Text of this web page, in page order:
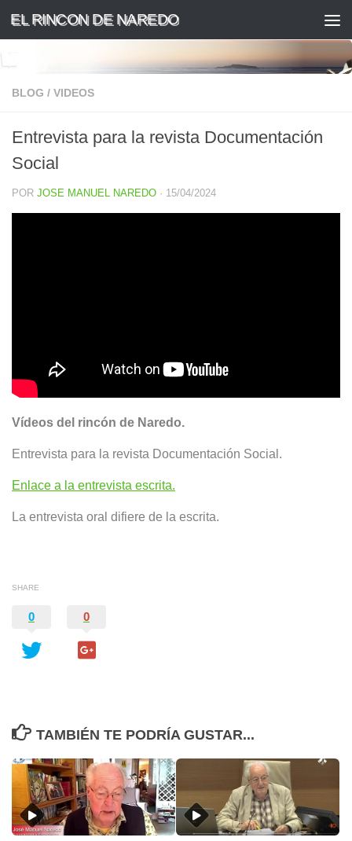
Saltar al contenido
EL RINCON DE NAREDO
BLOG / VIDEOS
Entrevista para la revista Documentación
Social
POR JOSE MANUEL NAREDO · 15/04/2024
Vídeos del rincón de Naredo.
Entrevista para la revista Documentación Social.
Enlace a la entrevista escrita.
La entrevista oral difiere de la escrita.
SHARE
0 0
TAMBIÉN TE PODRÍA GUSTAR...